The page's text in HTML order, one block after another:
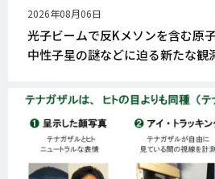
公
開
日
2026年08月06日
光子ビームで反Kメソンを含む原
中性子星の謎などに迫る新たな観